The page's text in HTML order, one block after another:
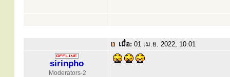
เมื่อ: 01 เม.ย. 2022, 10:01
sirinpho
Moderators-2